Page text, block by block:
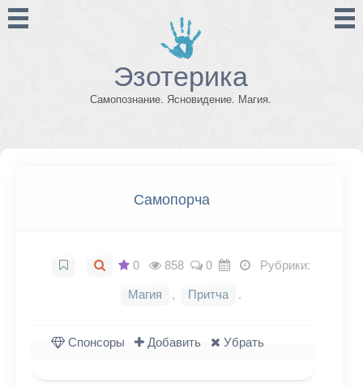
Эзотерика
Самопознание. Ясновидение. Магия.
Самопорча
0 858 0
Рубрики:
Магия
, Притча .
Спонсоры Добавить Убрать